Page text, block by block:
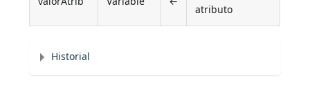
atributo
Historial